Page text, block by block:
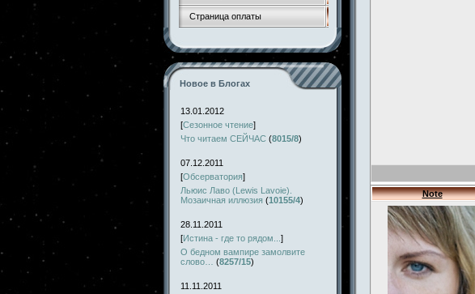
Страница оплаты
Новое в Блогах
13.01.2012
[Сезонное чтение]
Что читаем СЕЙЧАС (8015/8)
07.12.2011
[Обсерватория]
Льюис Лаво (Lewis Lavoie).
Мозаичная иллюзия (10155/4)
28.11.2011
[Истина - где то рядом... ]
О бедном вампире замолвите
слово…
(8257/15)
11.11.2011
Note